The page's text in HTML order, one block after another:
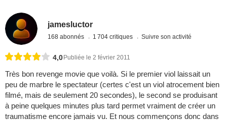
jamesluctor
168 abonnés 1 704 critiques Suivre son activité
4,0 Publiée le 2 février 2011
Très bon revenge movie que voilà. Si le premier viol laissait un
peu de marbre le spectateur (certes c'est un viol atrocement bien
filmé, mais de seulement 20 secondes), le second se produisant
à peine quelques minutes plus tard permet vraiment de créer un
traumatisme encore jamais vu. Et nous commençons donc dans